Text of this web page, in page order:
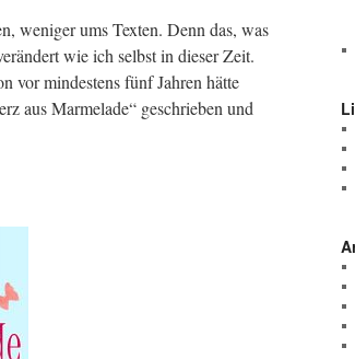
weniger ums Texten. Denn das, was
wie ich selbst in dieser Zeit.
vor mindestens fünf Jahren hätte
aus Marmelade“ geschrieben und